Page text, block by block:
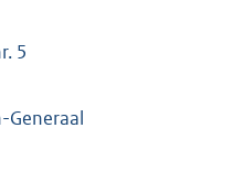
5
Generaal